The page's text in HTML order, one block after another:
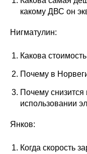
какому ДВС он
Нигматулин:
Какова
Почему в
Почему
использовании
Янков:
Когда скорость